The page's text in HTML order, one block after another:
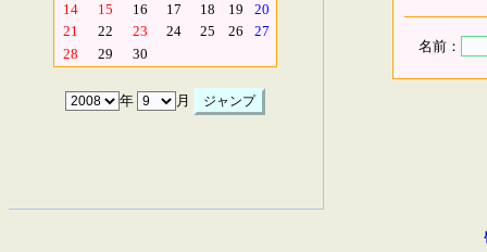
14
15 16 17 18 19
20
21
22 23 24 25 26
27
28
29 30
年 月
名前：